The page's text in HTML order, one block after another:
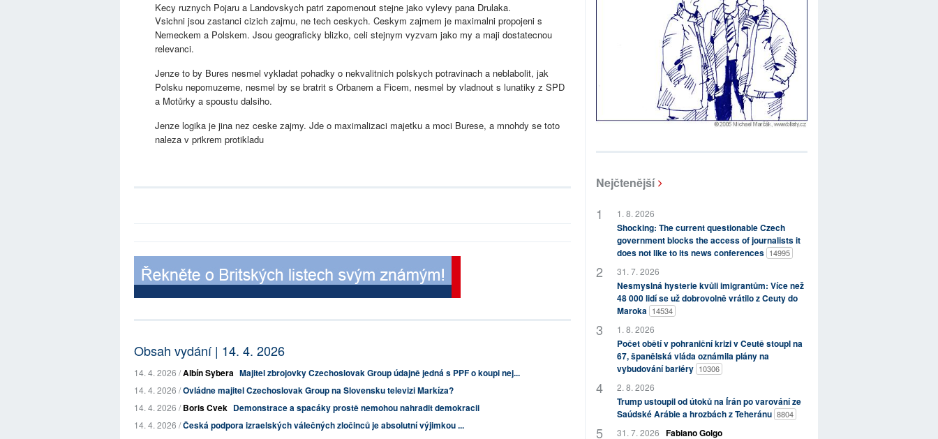
Kecy ruznych Pojaru a Landovskych patri zapomenout stejne jako vylevy pana Drulaka.
Vsichni jsou zastanci cizich zajmu, ne tech ceskych. Ceskym zajmem je maximalni propojeni s
Nemeckem a Polskem. Jsou geograficky blizko, celi stejnym vyzvam jako my a maji dostatecnou
relevanci.
Jenze to by Bures nesmel vykladat pohadky o nekvalitnich polskych potravinach a neblabolit, jak
Polsku nepomuzeme, nesmel by se bratrit s Orbanem a Ficem, nesmel by vladnout s lunatiky z SPD
a Motůrky a spoustu dalsiho.
Jenze logika je jina nez ceske zajmy. Jde o maximalizaci majetku a moci Burese, a mnohdy se toto
naleza v prikrem protikladu
Obsah vydání | 14. 4. 2026
14. 4. 2026 /Albín Sybera Majitel zbrojovky Czechoslovak Group údajně jedná s PPF o koupi nej...
14. 4. 2026 /Ovládne majitel Czechoslovak Group na Slovensku televizi Markíza?
14. 4. 2026 /Boris Cvek Demonstrace a spacáky prostě nemohou nahradit demokracii
14. 4. 2026 /Česká podpora izraelských válečných zločinců je absolutní výjimkou ...
Nejčtenější
1. 8. 2026
Shocking: The current questionable Czech
government blocks the access of journalists it
does not like to its news conferences 14995
31. 7. 2026
Nesmyslná hysterie kvůli imigrantům: Více než
48 000 lidí se už dobrovolně vrátilo z Ceuty do
Maroka 14534
1. 8. 2026
Počet obětí v pohraniční krizi v Ceutě stoupl na
67, španělská vláda oznámila plány na
vybudování bariéry 10306
2. 8. 2026
Trump ustoupil od útoků na Írán po varování ze
Saúdské Arábie a hrozbách z Teheránu 8804
31. 7. 2026 Fabiano Golgo